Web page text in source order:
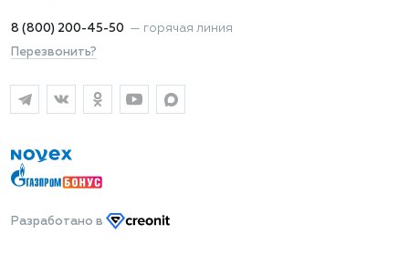
8 (800) 200-45-50 — горячая линия
Перезвонить?
Разработано в